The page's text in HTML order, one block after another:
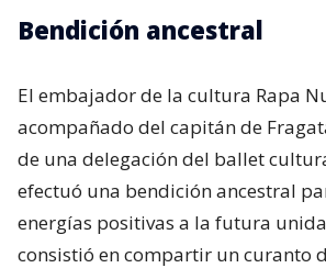
Bendición ancestral
El embajador de la cultura Rapa
acompañado del capitán de
de una delegación del ballet
efectuó una bendición ancestral
energías positivas a la futura
consistió en compartir un curanto